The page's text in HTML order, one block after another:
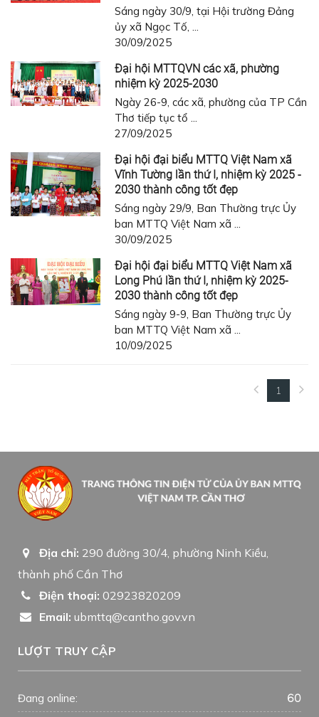
Sáng ngày 30/9, tại Hội trường Đảng
ủy xã Ngọc Tố, ...
30/09/2025
Đại hội MTTQVN các xã, phường
nhiệm kỳ 2025-2030
Ngày 26-9, các xã, phường của TP Cần
Thơ tiếp tục tổ ...
27/09/2025
Đại hội đại biểu MTTQ Việt Nam xã
Vĩnh Tường lần thứ I, nhiệm kỳ 2025 -
2030 thành công tốt đẹp
Sáng ngày 29/9, Ban Thường trực Ủy
ban MTTQ Việt Nam xã ...
30/09/2025
Đại hội đại biểu MTTQ Việt Nam xã
Long Phú lần thứ I, nhiệm kỳ 2025-
2030 thành công tốt đẹp
Sáng ngày 9-9, Ban Thường trực Ủy
ban MTTQ Việt Nam xã ...
10/09/2025
1(current)
Địa chỉ: 290 đường 30/4, phường Ninh Kiều,
thành phố Cần Thơ
Điện thoại: 02923820209
Email: ubmttq@cantho.gov.vn
LƯỢT TRUY CẬP
Đang online: 60